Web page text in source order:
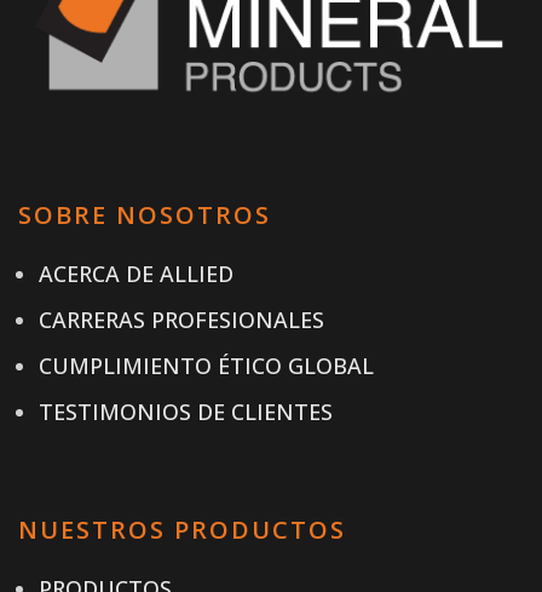
SOBRE NOSOTROS
ACERCA DE ALLIED
CARRERAS PROFESIONALES
CUMPLIMIENTO ÉTICO GLOBAL
TESTIMONIOS DE CLIENTES
NUESTROS PRODUCTOS